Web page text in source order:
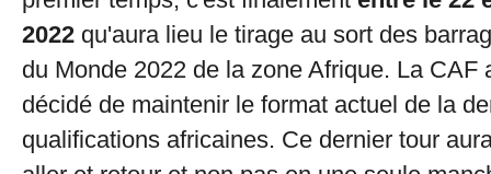
2022 qu'aura lieu le tirage au sort des
du Monde 2022 de la zone Afrique. La CAF
décidé de maintenir le format actuel de la
qualifications africaines. Ce dernier tour